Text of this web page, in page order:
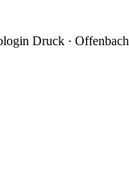
Druck · Offenbach